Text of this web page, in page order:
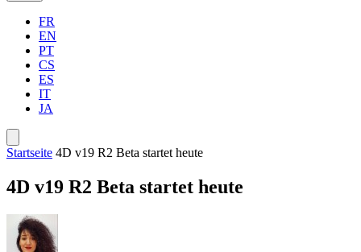
FR
EN
PT
CS
ES
IT
JA
Startseite 4D v19 R2 Beta startet heute
4D v19 R2 Beta startet heute